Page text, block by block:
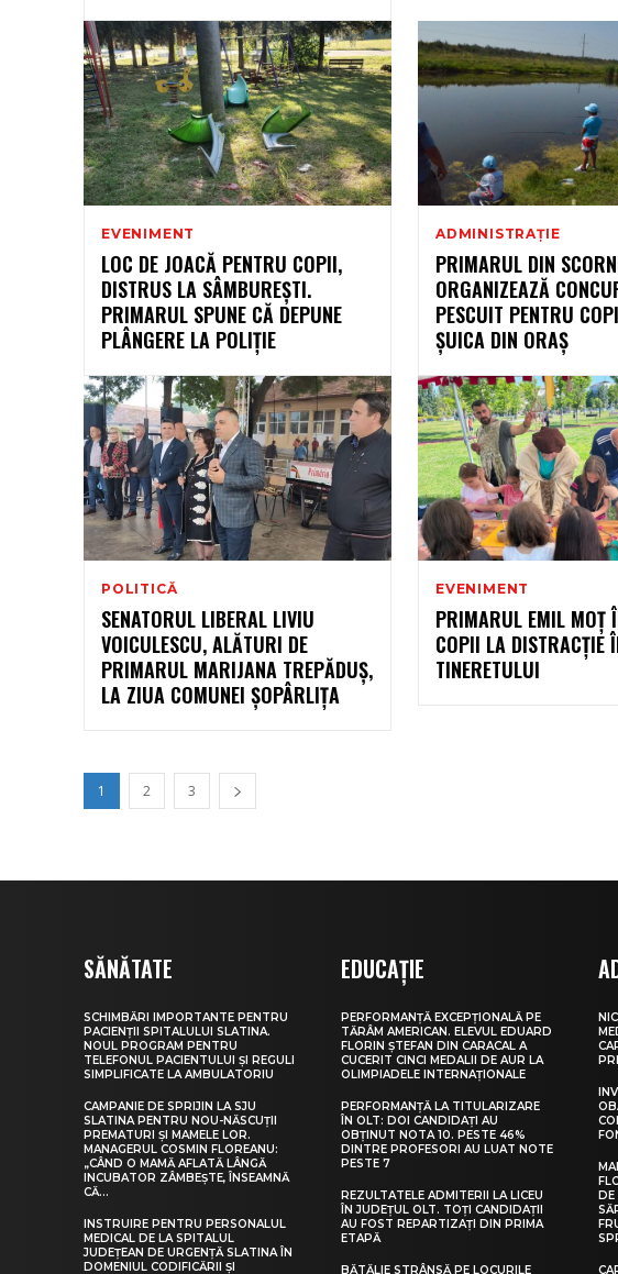
EVENIMENT
LOC DE JOACĂ PENTRU COPII,
DISTRUS LA SÂMBUREȘTI.
PRIMARUL SPUNE CĂ DEPUNE
PLÂNGERE LA POLIȚIE
ADMINISTRAȚIE
PRIMARUL DIN
ORGANIZEAZĂ
PESCUIT PENTRU
ȘUICA DIN ORAȘ
POLITICĂ
SENATORUL LIBERAL LIVIU
VOICULESCU, ALĂTURI DE
PRIMARUL MARIJANA TREPĂDUȘ,
LA ZIUA COMUNEI ȘOPÂRLIȚA
EVENIMENT
PRIMARUL EMIL MOȚ
COPII LA DISTRACȚIE
TINERETULUI
1 2 3
SĂNĂTATE
SCHIMBĂRI IMPORTANTE PENTRU
PACIENȚII SPITALULUI SLATINA.
NOUL PROGRAM PENTRU
TELEFONUL PACIENTULUI ȘI REGULI
SIMPLIFICATE LA AMBULATORIU
CAMPANIE DE SPRIJIN LA SJU
SLATINA PENTRU NOU-NĂSCUȚII
PREMATURI ȘI MAMELE LOR.
MANAGERUL COSMIN FLOREANU:
„CÂND O MAMĂ AFLATĂ LÂNGĂ
INCUBATOR ZÂMBEȘTE, ÎNSEAMNĂ
CĂ...
INSTRUIRE PENTRU PERSONALUL
MEDICAL DE LA SPITALUL
JUDEȚEAN DE URGENȚĂ SLATINA ÎN
DOMENIUL CODIFICĂRII ȘI
EDUCAȚIE
PERFORMANȚĂ EXCEPȚIONALĂ PE
TĂRÂM AMERICAN. ELEVUL EDUARD
FLORIN ȘTEFAN DIN CARACAL A
CUCERIT CINCI MEDALII DE AUR LA
OLIMPIADELE INTERNAȚIONALE
PERFORMANȚĂ LA TITULARIZARE
ÎN OLT: DOI CANDIDAȚI AU
OBȚINUT NOTA 10. PESTE 46%
DINTRE PROFESORI AU LUAT NOTE
PESTE 7
REZULTATELE ADMITERII LA LICEU
ÎN JUDEȚUL OLT. TOȚI CANDIDAȚII
AU FOST REPARTIZAȚI DIN PRIMA
ETAPĂ
BĂTĂLIE STRÂNSĂ PE LOCURILE
DE